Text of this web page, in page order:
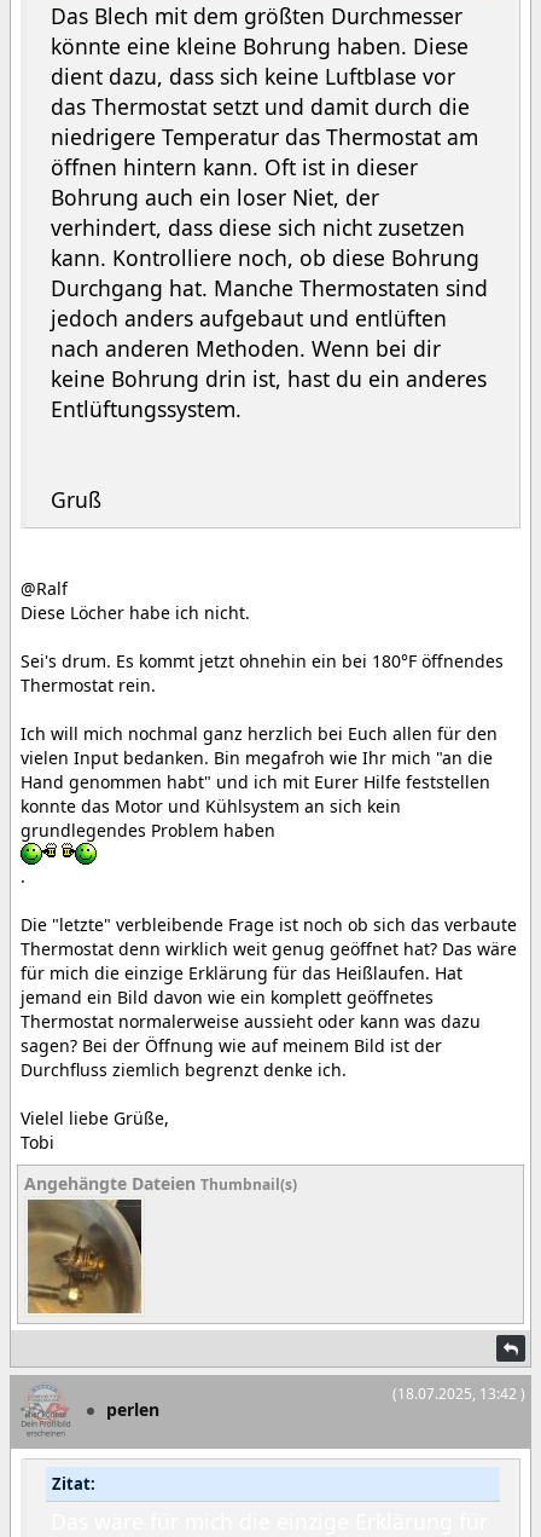
Das Blech mit dem größten Durchmesser
könnte eine kleine Bohrung haben. Diese
dient dazu, dass sich keine Luftblase vor
das Thermostat setzt und damit durch die
niedrigere Temperatur das Thermostat am
öffnen hintern kann. Oft ist in dieser
Bohrung auch ein loser Niet, der
verhindert, dass diese sich nicht zusetzen
kann. Kontrolliere noch, ob diese Bohrung
Durchgang hat. Manche Thermostaten sind
jedoch anders aufgebaut und entlüften
nach anderen Methoden. Wenn bei dir
keine Bohrung drin ist, hast du ein anderes
Entlüftungssystem.
Gruß
@Ralf
Diese Löcher habe ich nicht.
Sei's drum. Es kommt jetzt ohnehin ein bei 180°F öffnendes
Thermostat rein.
Ich will mich nochmal ganz herzlich bei Euch allen für den
vielen Input bedanken. Bin megafroh wie Ihr mich "an die
Hand genommen habt" und ich mit Eurer Hilfe feststellen
konnte das Motor und Kühlsystem an sich kein
grundlegendes Problem haben
.
Die "letzte" verbleibende Frage ist noch ob sich das verbaute
Thermostat denn wirklich weit genug geöffnet hat? Das wäre
für mich die einzige Erklärung für das Heißlaufen. Hat
jemand ein Bild davon wie ein komplett geöffnetes
Thermostat normalerweise aussieht oder kann was dazu
sagen? Bei der Öffnung wie auf meinem Bild ist der
Durchfluss ziemlich begrenzt denke ich.
Vielel liebe Grüße,
Tobi
Angehängte Dateien Thumbnail(s)
(18.07.2025, 13:42 )
perlen
Zitat: